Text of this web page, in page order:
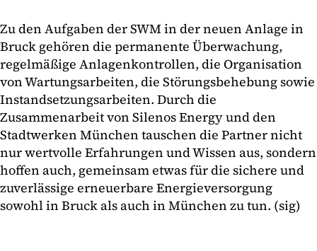
Zu den Aufgaben der SWM in der neuen Anlage in
Bruck gehören die permanente Überwachung,
regelmäßige Anlagenkontrollen, die Organisation
von Wartungsarbeiten, die Störungsbehebung sowie
Instandsetzungsarbeiten. Durch die
Zusammenarbeit von Silenos Energy und den
Stadtwerken München tauschen die Partner nicht
nur wertvolle Erfahrungen und Wissen aus, sondern
hoffen auch, gemeinsam etwas für die sichere und
zuverlässige erneuerbare Energieversorgung
sowohl in Bruck als auch in München zu tun. (sig)